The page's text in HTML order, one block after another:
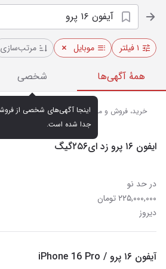
۱ فیلتر موبایل مرتب‌سازی
همهٔ آگهی‌ها شخصی
جدا شده است.
خرید، فروش و مشاهده قیمت آیفون ۱۶ پرو در جم
ایفون ۱۶ پرو زد ای۲۵۶گیگ
در حد نو
۲۲۵,۰۰۰,۰۰۰ تومان
دیروز
آیفون ۱۶ پرو / iPhone 16 Pro